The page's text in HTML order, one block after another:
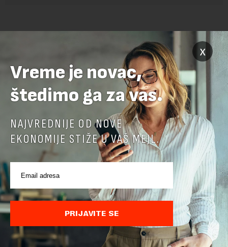
POVEZANI SADRŽAJI
x
Vreme je novac,
štedimo ga za vas.
NAJVREDNIJE OD NOVE
EKONOMIJE STIŽE U VAŠ MEJL.
PRIJAVITE SE